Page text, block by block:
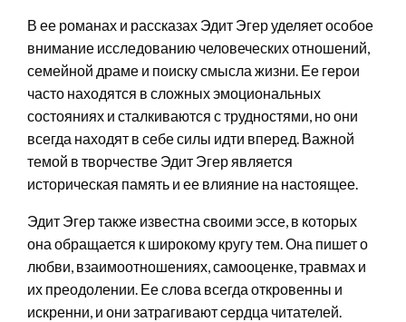
В ее романах и рассказах Эдит Эгер уделяет особое
внимание исследованию человеческих отношений,
семейной драме и поиску смысла жизни. Ее герои
часто находятся в сложных эмоциональных
состояниях и сталкиваются с трудностями, но они
всегда находят в себе силы идти вперед. Важной
темой в творчестве Эдит Эгер является
историческая память и ее влияние на настоящее.
Эдит Эгер также известна своими эссе, в которых
она обращается к широкому кругу тем. Она пишет о
любви, взаимоотношениях, самооценке, травмах и
их преодолении. Ее слова всегда откровенны и
искренни, и они затрагивают сердца читателей.